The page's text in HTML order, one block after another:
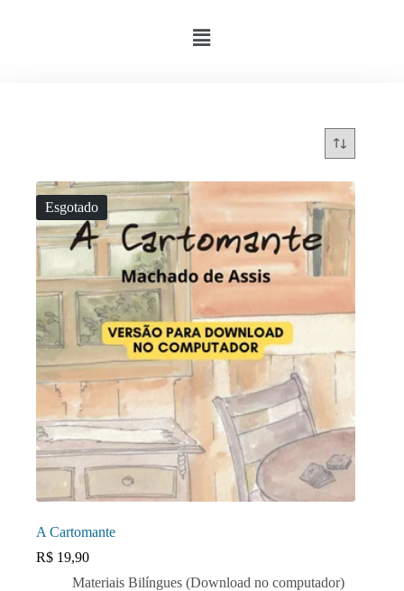
Esgotado
A Cartomante
R$ 19,90
Materiais Bilíngues (Download no computador)